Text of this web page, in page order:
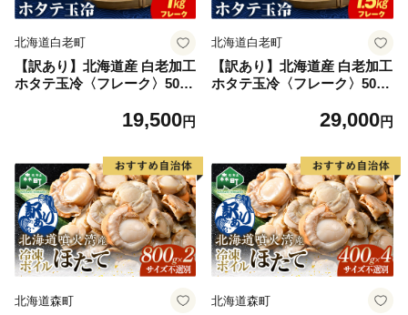
北海道白老町
【訳あり】北海道産 白老加工
ホタテ玉冷〈フレーク〉500g
19,500円
北海道白老町
【訳あり】北海道産 白老加工
ホタテ玉冷〈フレーク〉500g
29,000円
北海道森町 北海道森町